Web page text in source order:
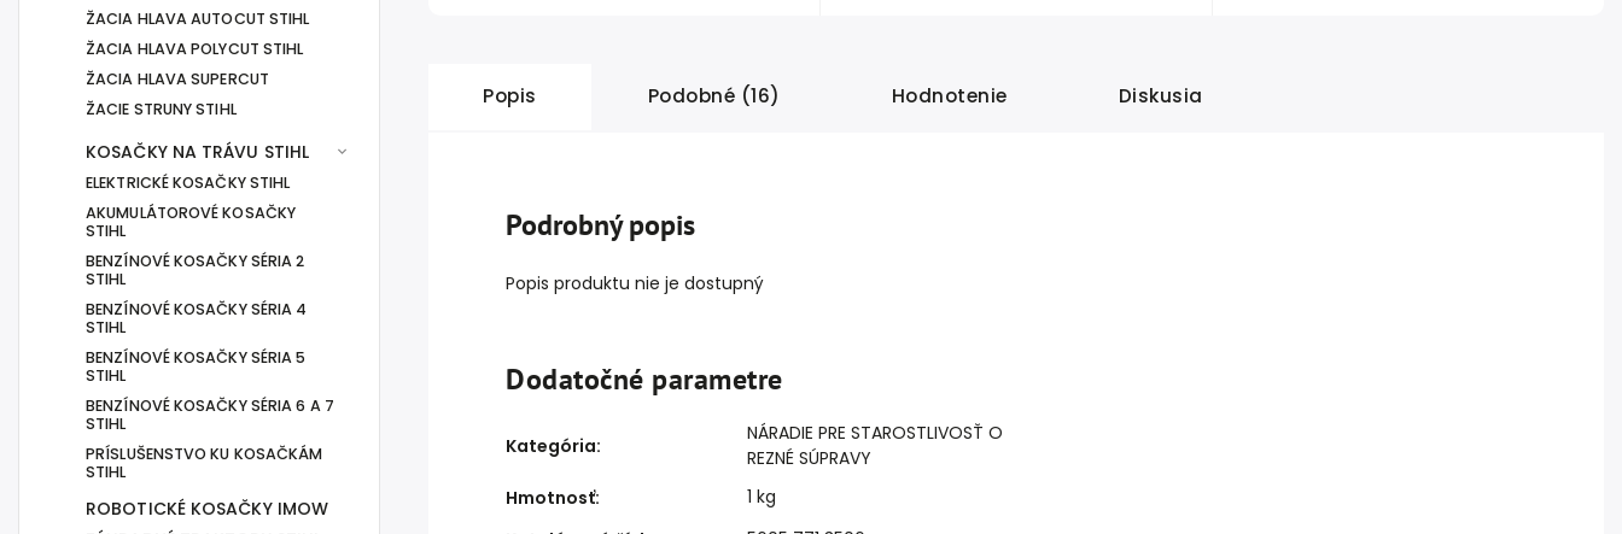
ŽACIA HLAVA AUTOCUT STIHL
ŽACIA HLAVA POLYCUT STIHL
ŽACIA HLAVA SUPERCUT
ŽACIE STRUNY STIHL
KOSAČKY NA TRÁVU STIHL
ELEKTRICKÉ KOSAČKY STIHL
AKUMULÁTOROVÉ KOSAČKY
STIHL
BENZÍNOVÉ KOSAČKY SÉRIA 2
STIHL
BENZÍNOVÉ KOSAČKY SÉRIA 4
STIHL
BENZÍNOVÉ KOSAČKY SÉRIA 5
STIHL
BENZÍNOVÉ KOSAČKY SÉRIA 6 A 7
STIHL
PRÍSLUŠENSTVO KU KOSAČKÁM
STIHL
ROBOTICKÉ KOSAČKY IMOW
Popis Podobné (16) Hodnotenie Diskusia
Podrobný popis
Popis produktu nie je dostupný
Dodatočné parametre
Kategória:
NÁRADIE PRE STAROSTLIVOSŤ O
REZNÉ SÚPRAVY
Hmotnosť:
1 kg